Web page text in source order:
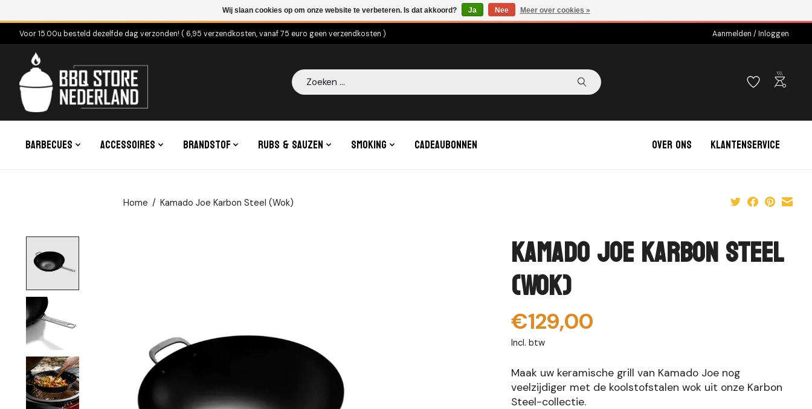
Voor 15.00u besteld dezelfde dag verzonden! ( 6,95 verzendkosten, vanaf 75 euro geen verzendkosten ) Aanmelden / Inloggen
Zoeken outdoor_grill
Barbecues Accessoires Brandstof Rubs & Sauzen Smoking Cadeaubonnen Over ons Klantenservice
Home / Kamado Joe Karbon Steel (Wok)
Kamado Joe Karbon Steel
(Wok)
€129,00
Incl. btw
Maak uw keramische grill van Kamado Joe nog
veelzijdiger met de koolstofstalen wok uit onze Karbon
Steel-collectie.
Wij slaan cookies op om onze website te verbeteren. Is dat akkoord? Ja Nee Meer over cookies »